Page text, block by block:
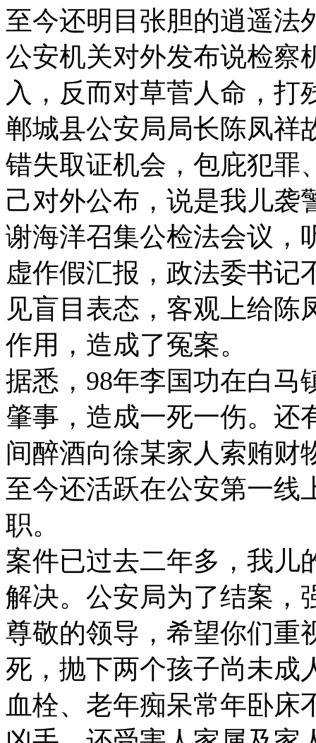
至今还明目张胆的逍遥法
公安机关对外发布说检察
入，反而对草菅人命，打
郸城县公安局局长陈凤祥
错失取证机会，包庇犯罪
己对外公布，说是我儿袭
谢海洋召集公检法会议，
虚作假汇报，政法委书记
见盲目表态，客观上给陈
作用，造成了冤案。
据悉，98年李国功在白马
肇事，造成一死一伤。还
间醉酒向徐某家人索贿财
至今还活跃在公安第一线
职。
案件已过去二年多，我儿
解决。公安局为了结案，
尊敬的领导，希望你们重
死，抛下两个孩子尚未成
血栓、老年痴呆常年卧床